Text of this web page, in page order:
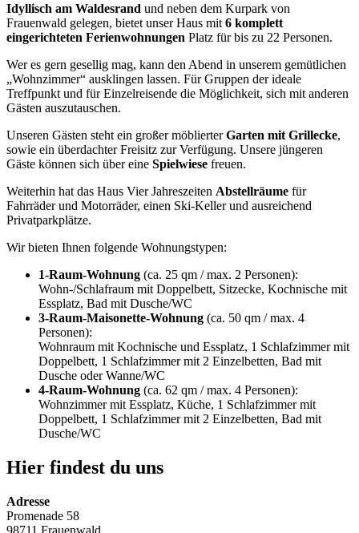
Idyllisch am Waldesrand und neben dem Kurpark von
Frauenwald gelegen, bietet unser Haus mit 6 komplett
eingerichteten Ferienwohnungen Platz für bis zu 22 Personen.
Wer es gern gesellig mag, kann den Abend in unserem gemütlichen
„Wohnzimmer“ ausklingen lassen. Für Gruppen der ideale
Treffpunkt und für Einzelreisende die Möglichkeit, sich mit anderen
Gästen auszutauschen.
Unseren Gästen steht ein großer möblierterGarten mit Grillecke,
sowie ein überdachter Freisitz zur Verfügung. Unsere jüngeren
Gäste können sich über eine Spielwiese freuen.
Weiterhin hat das Haus Vier Jahreszeiten Abstellräume für
Fahrräder und Motorräder, einen Ski-Keller und ausreichend
Privatparkplätze.
Wir bieten Ihnen folgende Wohnungstypen:
1-Raum-Wohnung (ca. 25 qm / max. 2 Personen):
Wohn-/Schlafraum mit Doppelbett, Sitzecke, Kochnische mit
Essplatz, Bad mit Dusche/WC
3-Raum-Maisonette-Wohnung (ca. 50 qm / max. 4
Personen):
Wohnraum mit Kochnische und Essplatz, 1 Schlafzimmer mit
Doppelbett, 1 Schlafzimmer mit 2 Einzelbetten, Bad mit
Dusche oder Wanne/WC
4-Raum-Wohnung (ca. 62 qm / max. 4 Personen):
Wohnzimmer mit Essplatz, Küche, 1 Schlafzimmer mit
Doppelbett, 1 Schlafzimmer mit 2 Einzelbetten, Bad mit
Dusche/WC
Hier findest du uns
Adresse
Promenade 58
98711 Frauenwald